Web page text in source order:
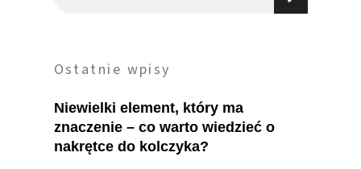
Ostatnie wpisy
Niewielki element, który ma
znaczenie – co warto wiedzieć o
nakrętce do kolczyka?